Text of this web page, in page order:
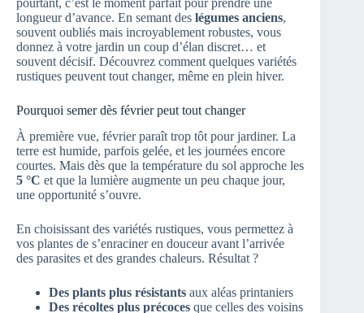
longueur d’avance. En semant des légumes anciens,
souvent oubliés mais incroyablement robustes, vous
donnez à votre jardin un coup d’élan discret… et
souvent décisif. Découvrez comment quelques variétés
rustiques peuvent tout changer, même en plein hiver.
Pourquoi semer dès février peut tout changer
À première vue, février paraît trop tôt pour jardiner. La
terre est humide, parfois gelée, et les journées encore
courtes. Mais dès que la température du sol approche les
5 °C et que la lumière augmente un peu chaque jour,
une opportunité s’ouvre.
En choisissant des variétés rustiques, vous permettez à
vos plantes de s’enraciner en douceur avant l’arrivée
des parasites et des grandes chaleurs. Résultat ?
Des plants plus résistants aux aléas printaniers
Des récoltes plus précoces que celles des voisins